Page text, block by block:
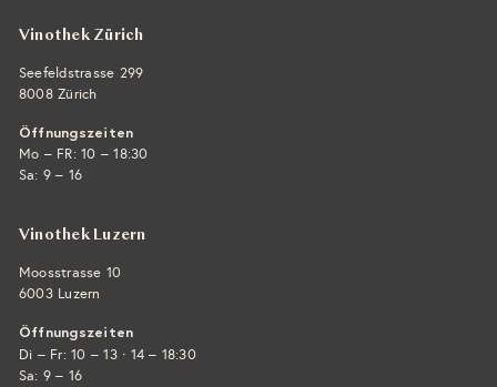
Vinothek Zürich
Seefeldstrasse 299
8008 Zürich
Öffnungszeiten
Mo – FR: 10 – 18:30
Sa: 9 – 16
Vinothek Luzern
Moosstrasse 10
6003 Luzern
Öffnungszeiten
Di – Fr: 10 – 13 · 14 – 18:30
Sa: 9 – 16